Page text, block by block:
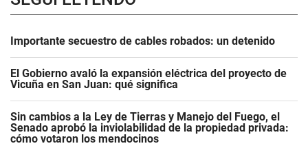
Importante secuestro de cables robados: un detenido
El Gobierno avaló la expansión eléctrica del proyecto de
Vicuña en San Juan: qué significa
Sin cambios a la Ley de Tierras y Manejo del Fuego, el
Senado aprobó la inviolabilidad de la propiedad privada:
cómo votaron los mendocinos